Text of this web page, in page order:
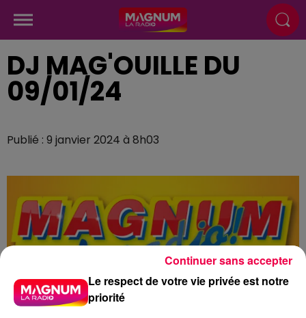
DJ MAG'OUILLE DU
09/01/24
Publié : 9 janvier 2024 à 8h03
Le respect de votre vie privée est notre
priorité
Continuer sans accepter